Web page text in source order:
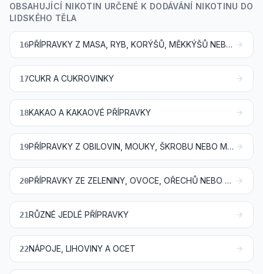
OBSAHUJÍCÍ NIKOTIN URČENÉ K DODÁVÁNÍ NIKOTINU DO
LIDSKÉHO TĚLA
16 PŘÍPRAVKY Z MASA, RYB, KORÝŠŮ, MĚKKÝŠŮ NEBO JINÝCH VODNÍCH BEZOBRATLÝCH NEBO HMYZU
17CUKR A CUKROVINKY
18KAKAO A KAKAOVÉ PŘÍPRAVKY
19 PŘÍPRAVKY Z OBILOVIN, MOUKY, ŠKROBU NEBO MLÉKA; JEMNÉ PEČIVO
20 PŘÍPRAVKY ZE ZELENINY, OVOCE, OŘECHŮ NEBO JINÝCH ČÁSTÍ ROSTLIN
21RŮZNÉ JEDLÉ PŘÍPRAVKY
22NÁPOJE, LIHOVINY A OCET